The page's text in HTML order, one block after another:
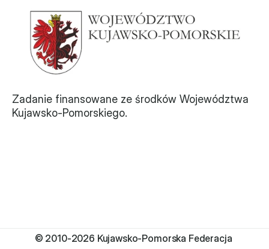
Zadanie finansowane ze środków Województwa
Kujawsko-Pomorskiego.
© 2010-2026 Kujawsko-Pomorska Federacja